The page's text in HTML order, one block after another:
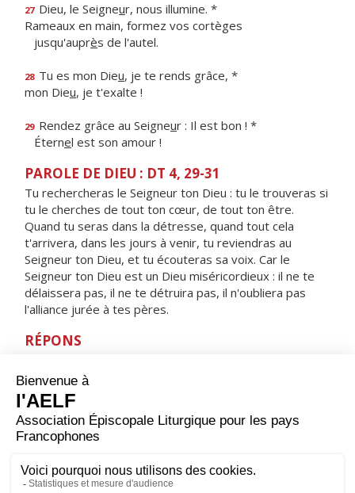
27 Dieu, le Seigneur, nous illumine. *
Rameaux en main, formez vos cortèges
jusqu'auprès de l'autel.
28 Tu es mon Dieu, je te rends grâce, *
mon Dieu, je t'exalte !
29 Rendez grâce au Seigneur : Il est bon ! *
Éternel est son amour !
PAROLE DE DIEU : DT 4, 29-31
Tu rechercheras le Seigneur ton Dieu : tu le trouveras si
tu le cherches de tout ton cœur, de tout ton être.
Quand tu seras dans la détresse, quand tout cela
t'arrivera, dans les jours à venir, tu reviendras au
Seigneur ton Dieu, et tu écouteras sa voix. Car le
Seigneur ton Dieu est un Dieu miséricordieux : il ne te
délaissera pas, il ne te détruira pas, il n'oubliera pas
l'alliance jurée à tes pères.
RÉPONS
ne repousse pas, mon Dieu, un cœur brisé, broyé.
ORAISON
Tu es la source de toute bonté, Seigneur, et toute
miséricorde vient de toi ; tu nous as dit comment guérir
l’aveu de notre faiblesse : nous avons conscience de